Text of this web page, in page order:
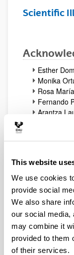
This website
We use cookies
provide social
We also share
our social media,
may combine it
provided to them
of their services.
Scientific
Esther
Monika
Rosa
Fernando
Arantza
Simón
Carolina
Jose
Cristina
Maribel
Juan
Marta
UPV/EHU
Laura
reprografía